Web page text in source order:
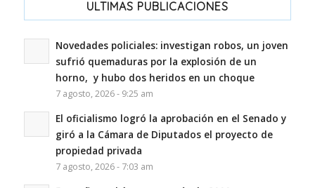
ULTIMAS PUBLICACIONES
Novedades policiales: investigan robos, un joven
sufrió quemaduras por la explosión de un
horno, y hubo dos heridos en un choque
7 agosto, 2026 - 9:25 am
El oficialismo logró la aprobación en el Senado y
giró a la Cámara de Diputados el proyecto de
propiedad privada
7 agosto, 2026 - 7:03 am